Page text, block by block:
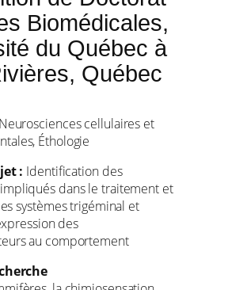
Biomédicales,
du Québec à
Québec
Neurosciences cellulaires et
Éthologie
: Identification des
dans le traitement et
systèmes trigéminal et
des
au comportement